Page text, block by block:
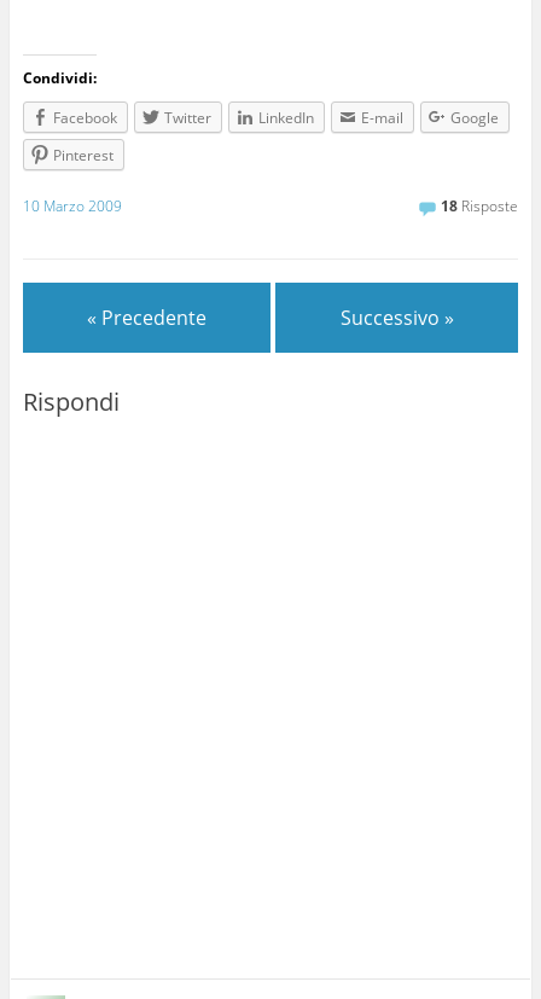
Condividi:
Facebook
Twitter LinkedIn E-mail
Google
Pinterest
10 Marzo 2009 18 Risposte
« Precedente Successivo »
Rispondi